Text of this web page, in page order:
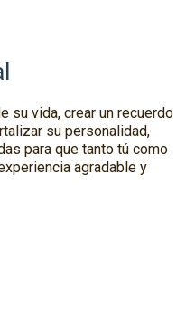
su vida, crear un recuerdo
su personalidad,
para que tanto tú como
agradable y